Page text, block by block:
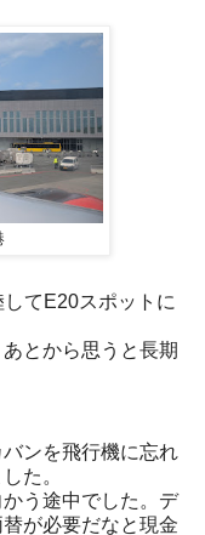
てE20スポットに
とから思うと長期
ンを飛行機に忘れ
た。
う途中でした。デ
が必要だなと現金